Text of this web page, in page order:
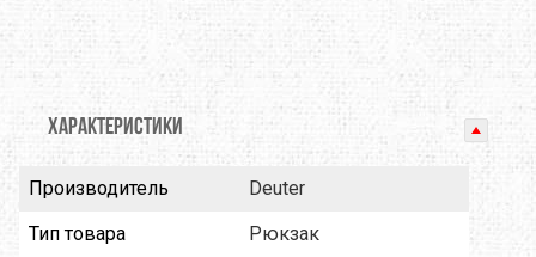
ХАРАКТЕРИСТИКИ
Производитель
Deuter
Тип товара
Рюкзак